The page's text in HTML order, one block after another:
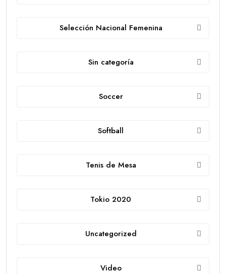
Selección Nacional Femenina
Sin categoría
Soccer
Softball
Tenis de Mesa
Tokio 2020
Uncategorized
Video